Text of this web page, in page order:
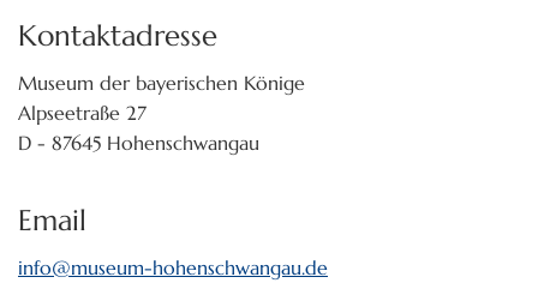
Kontaktadresse
Museum der bayerischen Könige
Alpseetraße 27
D - 87645 Hohenschwangau
Email
info@museum-hohenschwangau.de